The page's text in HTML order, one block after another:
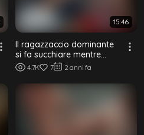
15:46
Il ragazzaccio dominante
si fa succhiare mentre
fuma una canna
4.7K 7 2 anni fa